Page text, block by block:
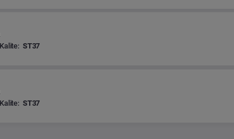
Kalite: ST37
Kalite: ST37